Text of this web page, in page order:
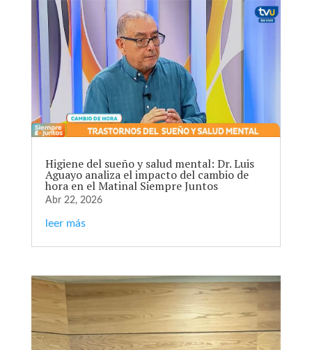
Higiene del sueño y salud mental: Dr. Luis
Aguayo analiza el impacto del cambio de
hora en el Matinal Siempre Juntos
Abr 22, 2026
leer más